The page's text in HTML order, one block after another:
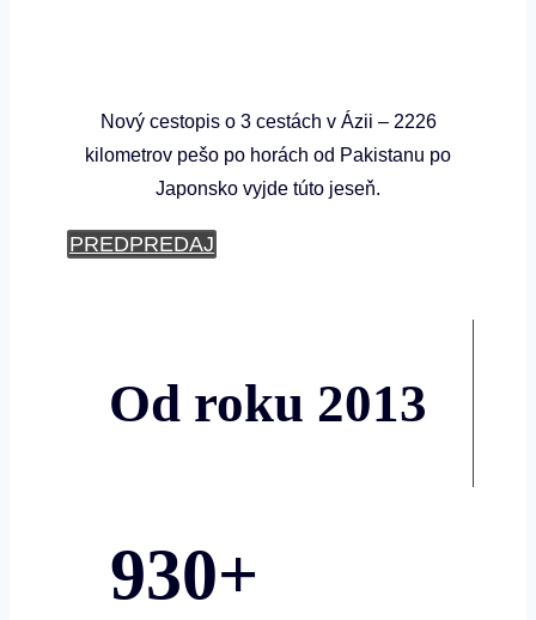
Nový cestopis o 3 cestách v Ázii – 2226
kilometrov pešo po horách od Pakistanu po
Japonsko vyjde túto jeseň.
PREDPREDAJ
Od roku 2013
930+